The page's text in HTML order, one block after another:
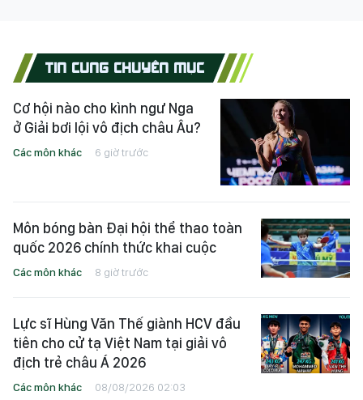
TIN CÙNG CHUYÊN MỤC
Cơ hội nào cho kình ngư Nga
ở Giải bơi lội vô địch châu Âu?
Các môn khác 6 giờ trước
Môn bóng bàn Đại hội thể thao toàn
quốc 2026 chính thức khai cuộc
Các môn khác 8 giờ trước
Lực sĩ Hùng Văn Thế giành HCV đầu
tiên cho cử tạ Việt Nam tại giải vô
địch trẻ châu Á 2026
Các môn khác 08/08/2026 02:03